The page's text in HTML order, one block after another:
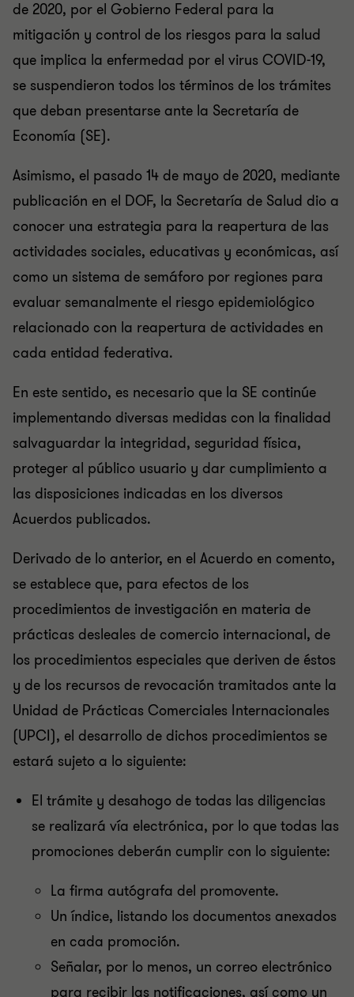
de 2020, por el Gobierno Federal para la
mitigación y control de los riesgos para la salud
que implica la enfermedad por el virus COVID-19,
se suspendieron todos los términos de los trámites
que deban presentarse ante la Secretaría de
Economía (SE).
Asimismo, el pasado 14 de mayo de 2020, mediante
publicación en el DOF, la Secretaría de Salud dio a
conocer una estrategia para la reapertura de las
actividades sociales, educativas y económicas, así
como un sistema de semáforo por regiones para
evaluar semanalmente el riesgo epidemiológico
relacionado con la reapertura de actividades en
cada entidad federativa.
En este sentido, es necesario que la SE continúe
implementando diversas medidas con la finalidad
salvaguardar la integridad, seguridad física,
proteger al público usuario y dar cumplimiento a
las disposiciones indicadas en los diversos
Acuerdos publicados.
Derivado de lo anterior, en el Acuerdo en comento,
se establece que, para efectos de los
procedimientos de investigación en materia de
prácticas desleales de comercio internacional, de
los procedimientos especiales que deriven de éstos
y de los recursos de revocación tramitados ante la
Unidad de Prácticas Comerciales Internacionales
(UPCI), el desarrollo de dichos procedimientos se
estará sujeto a lo siguiente:
El trámite y desahogo de todas las diligencias
se realizará vía electrónica, por lo que todas las
promociones deberán cumplir con lo siguiente:
La firma autógrafa del promovente.
Un índice, listando los documentos anexados
en cada promoción.
Señalar, por lo menos, un correo electrónico
para recibir las notificaciones, así como un